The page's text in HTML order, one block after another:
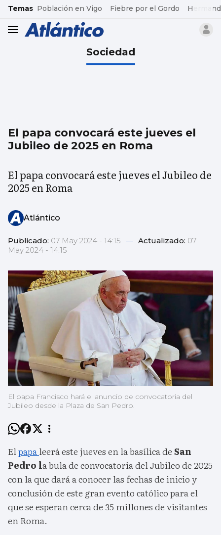
common.go-to-content
Temas Población en Vigo Fiebre por el Gordo
header.menu.open
Sociedad
El papa convocará este jueves el
Jubileo de 2025 en Roma
El papa convocará este jueves el Jubileo de
2025 en Roma
Atlántico
Publicado: 07 May 2024 - 14:15 — Actualizado: 07
May 2024 - 14:15
El papa Francisco hará el anuncio de convocatoria del
Jubileo desde la Plaza de San Pedro.
Elpapaleerá este jueves en la basílica deSan
Pedro la bula de convocatoria del Jubileo de 2025
con la que dará a conocer las fechas de inicio y
conclusión de este gran evento católico para el
que se esperan cerca de 35 millones de visitantes
en Roma.